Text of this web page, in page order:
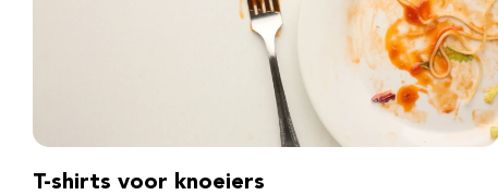
T-shirts voor knoeiers